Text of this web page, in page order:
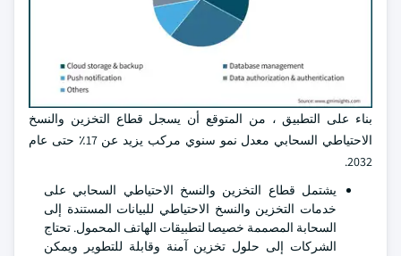
بناء على التطبيق ، من المتوقع أن يسجل قطاع التخزين والنسخ
الاحتياطي السحابي معدل نمو سنوي مركب يزيد عن 17٪ حتى عام
2032.
يشتمل قطاع التخزين والنسخ الاحتياطي السحابي على
خدمات التخزين والنسخ الاحتياطي للبيانات المستندة إلى
السحابة المصممة خصيصا لتطبيقات الهاتف المحمول. تحتاج
الشركات إلى حلول تخزين آمنة وقابلة للتطوير ويمكن